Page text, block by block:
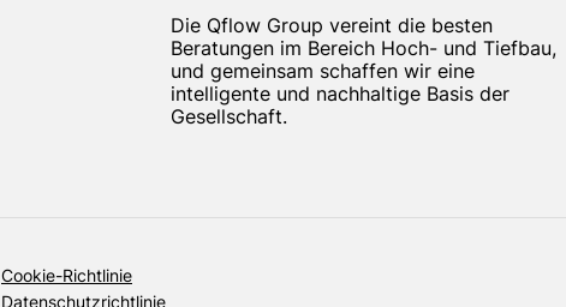
ein wichtiger Bestandteil
von Qflow – Niederlassung
in Großbritannien
Die Qflow Group vereint die besten
Beratungen im Bereich Hoch- und Tiefbau,
und gemeinsam schaffen wir eine
intelligente und nachhaltige Basis der
Gesellschaft.
Cookie-Richtlinie
Datenschutzrichtlinie